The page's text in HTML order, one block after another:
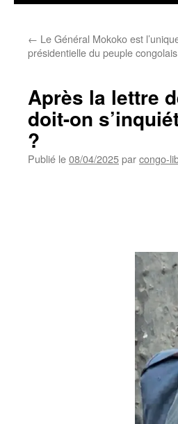
← Le Général Mokoko est
présidentielle du peuple congolais
Après la lettre
doit-on
?
Publié le08/04/2025parcongo-